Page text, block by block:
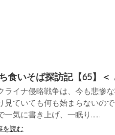
食いそば探訪記【65】
ライナ侵略戦争は、今も悲惨
見ていても何も始まらないの
一気に書き上げ、一眠り……
を読む